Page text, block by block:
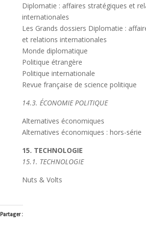
Diplomatie : affaires stratégiques et
internationales
Les Grands dossiers Diplomatie :
et relations internationales
Monde diplomatique
Politique étrangère
Politique internationale
Revue française de science politique
14.3. ÉCONOMIE POLITIQUE
Alternatives économiques
Alternatives économiques : hors-série
15. TECHNOLOGIE
15.1. TECHNOLOGIE
Nuts & Volts
Partager :